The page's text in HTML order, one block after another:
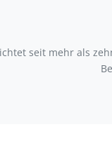
seit mehr als